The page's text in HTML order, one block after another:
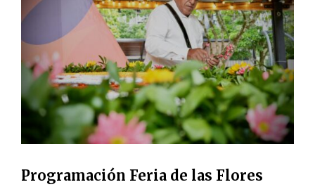
Programación Feria de las Flores